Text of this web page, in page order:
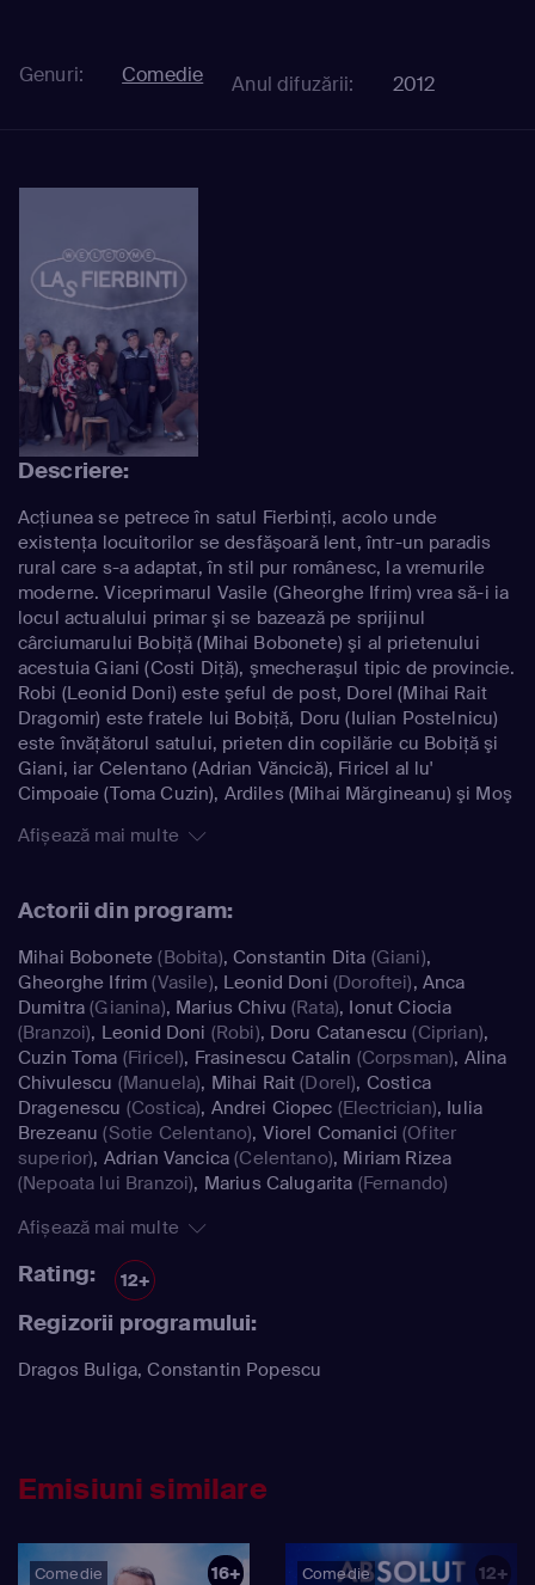
Genuri: Comedie Anul difuzării: 2012
Descriere:
Acţiunea se petrece în satul Fierbinţi, acolo unde
existenţa locuitorilor se desfăşoară lent, într-un paradis
rural care s-a adaptat, în stil pur românesc, la vremurile
moderne. Viceprimarul Vasile (Gheorghe Ifrim) vrea să-i ia
locul actualului primar şi se bazează pe sprijinul
cârciumarului Bobiţă (Mihai Bobonete) şi al prietenului
acestuia Giani (Costi Diţă), şmecheraşul tipic de provincie.
Robi (Leonid Doni) este şeful de post, Dorel (Mihai Rait
Dragomir) este fratele lui Bobiţă, Doru (Iulian Postelnicu)
este învăţătorul satului, prieten din copilărie cu Bobiţă şi
Giani, iar Celentano (Adrian Văncică), Firicel al lu'
Cimpoaie (Toma Cuzin), Ardiles (Mihai Mărgineanu) şi Moş
colorate şi pline de umor. Filmat într-un sat real, din
muzică aparte compusă special de Mihai Mărgineanu şi
Afișează mai multe
Actorii din program:
Mihai Bobonete (Bobita),Constantin Dita (Giani),
Gheorghe Ifrim (Vasile), Leonid Doni (Doroftei), Anca
Dumitra (Gianina), Marius Chivu (Rata), Ionut Ciocia
(Branzoi), Leonid Doni (Robi), Doru Catanescu (Ciprian),
Cuzin Toma (Firicel), Frasinescu Catalin (Corpsman), Alina
Chivulescu (Manuela), Mihai Rait (Dorel), Costica
Dragenescu (Costica), Andrei Ciopec (Electrician), Iulia
Brezeanu (Sotie Celentano), Viorel Comanici (Ofiter
superior), Adrian Vancica (Celentano), Miriam Rizea
(Nepoata lui Branzoi), Marius Calugarita (Fernando)
Afișează mai multe
Rating: 12+
Regizorii programului:
Dragos Buliga, Constantin Popescu
Emisiuni similare
Comedie
16+
Comedie
12+